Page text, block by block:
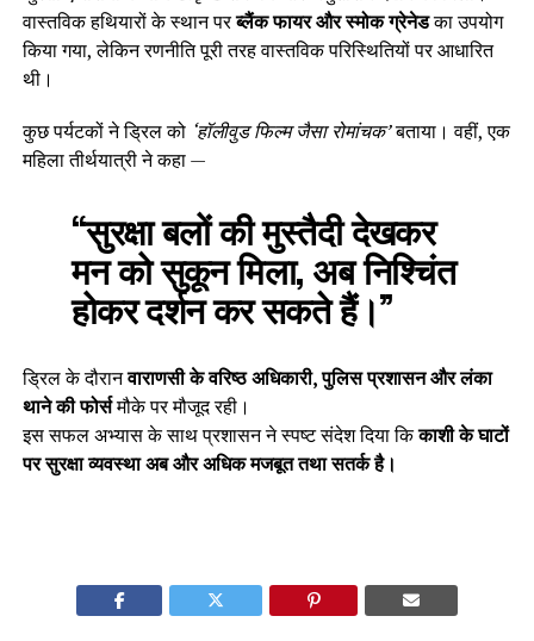
वास्तविक हथियारों के स्थान परब्लैंक फायर और स्मोक ग्रेनेडका उपयोग
किया गया, लेकिन रणनीति पूरी तरह वास्तविक परिस्थितियों पर आधारित
थी।
कुछ पर्यटकों ने ड्रिल को ‘हॉलीवुड फिल्म जैसा रोमांचक’बताया। वहीं, एक
महिला तीर्थयात्री ने कहा —
“सुरक्षा बलों की मुस्तैदी देखकर
मन को सुकून मिला, अब निश्चिंत
होकर दर्शन कर सकते हैं।”
ड्रिल के दौरानवाराणसी के वरिष्ठ अधिकारी, पुलिस प्रशासन और लंका
थाने की फोर्समौके पर मौजूद रही।
इस सफल अभ्यास के साथ प्रशासन ने स्पष्ट संदेश दिया किकाशी के घाटों
पर सुरक्षा व्यवस्था अब और अधिक मजबूत तथा सतर्क है।